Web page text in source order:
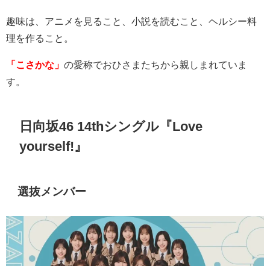
趣味は、アニメを見ること、小説を読むこと、ヘルシー料
理を作ること。
「こさかな」 の愛称でおひさまたちから親しまれていま
す。
日向坂46 14thシングル『Love
yourself! 』
選抜メンバー